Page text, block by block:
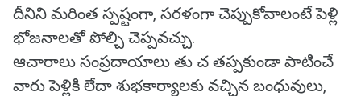
దీనిని మరింత స్పష్టంగా, సరళంగా చెప్పుకోవాలంటే పెళ్లి
భోజనాలతో పోల్చి చెప్పవచ్చు.
ఆచారాలు సంప్రదాయాలు తు చ తప్పకుండా పాటించే
వారు పెళ్లికి లేదా శుభకార్యాలకు వచ్చిన బంధువులు,